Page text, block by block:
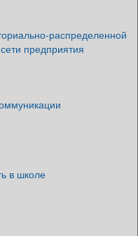
распределенной
предприятия
в школе